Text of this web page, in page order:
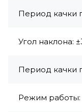
Период качки
Угол наклона:
Период качки
Режим